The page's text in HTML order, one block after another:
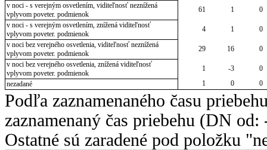
v noci - s verejným osvetlením, viditeľnosť neznížená
vplyvom poveter. podmienok
61 1
0
v noci - s verejným osvetlením, znížená viditeľnosť
vplyvom poveter. podmienok
4 1
0
v noci bez verejného osvetlenia, viditeľnosť neznížená
vplyvom poveter. podmienok
29 16
0
v noci bez verejného osvetlenia, znížená viditeľnosť
vplyvom poveter. podmienok
1 -3
0
nezadané
1 0 0
Podľa zaznamenaného času
zaznamenaný čas priebehu (DN
Ostatné sú zaradené pod položku